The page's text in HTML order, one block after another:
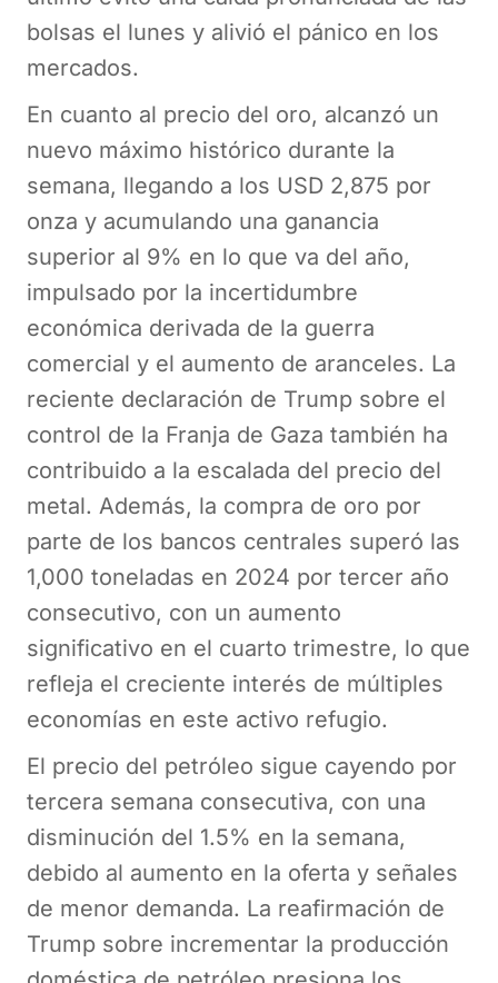
bolsas el lunes y alivió el pánico en los
mercados.
En cuanto al precio del oro, alcanzó un
nuevo máximo histórico durante la
semana, llegando a los USD 2,875 por
onza y acumulando una ganancia
superior al 9% en lo que va del año,
impulsado por la incertidumbre
económica derivada de la guerra
comercial y el aumento de aranceles. La
reciente declaración de Trump sobre el
control de la Franja de Gaza también ha
contribuido a la escalada del precio del
metal. Además, la compra de oro por
parte de los bancos centrales superó las
1,000 toneladas en 2024 por tercer año
consecutivo, con un aumento
significativo en el cuarto trimestre, lo que
refleja el creciente interés de múltiples
economías en este activo refugio.
El precio del petróleo sigue cayendo por
tercera semana consecutiva, con una
disminución del 1.5% en la semana,
debido al aumento en la oferta y señales
de menor demanda. La reafirmación de
Trump sobre incrementar la producción